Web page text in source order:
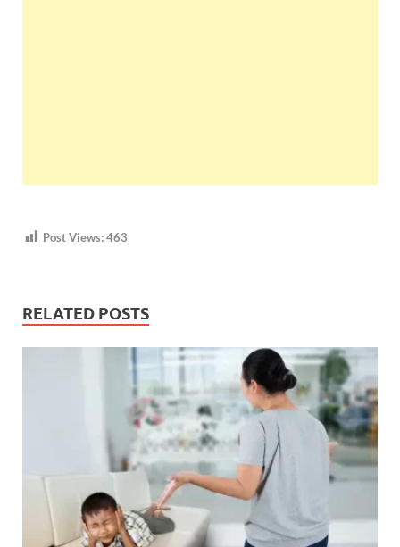
Post Views:463
RELATED POSTS